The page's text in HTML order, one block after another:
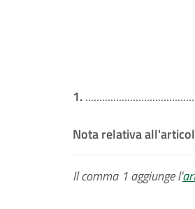
1.
Nota relativa
Il comma 1 aggiunge l'